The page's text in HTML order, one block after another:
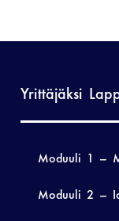
Yrittäjäksi
Moduuli 1 –
Moduuli 2 –